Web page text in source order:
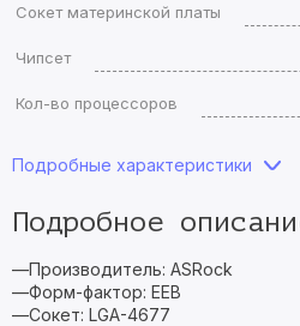
Сокет материнской платы
Чипсет
Кол-во процессоров
Подробные характеристики
Подробное
—Производитель: ASRock
—Форм-фактор: EEB
—Сокет: LGA-4677